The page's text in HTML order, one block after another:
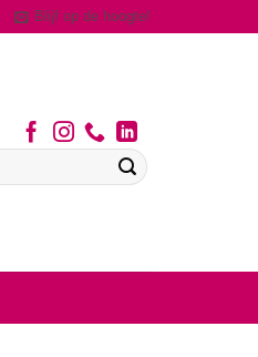
Blijf op de hoogte!